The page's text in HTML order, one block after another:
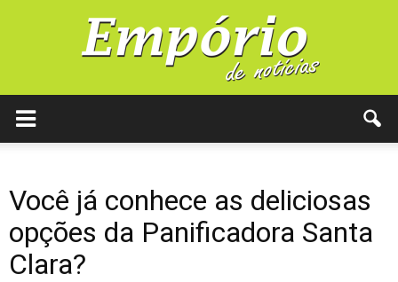
Você já conhece as deliciosas
opções da Panificadora Santa
Clara?